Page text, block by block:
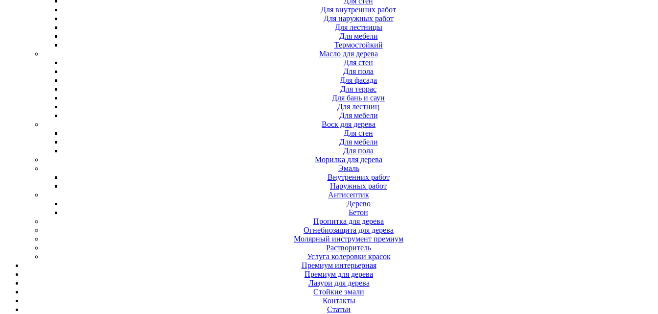
Для внутренних работ
Для наружных работ
Для лестницы
Для мебели
Термостойкий
Масло для дерева
Для стен
Для пола
Для фасада
Для террас
Для бань и саун
Для лестниц
Для мебели
Воск для дерева
Для стен
Для мебели
Для пола
Морилка для дерева
Эмаль
Внутренних работ
Наружных работ
Антисептик
Дерево
Бетон
Пропитка для дерева
Огнебиозащита для дерева
Молярный инструмент премиум
Растворитель
Услуга колеровки красок
Премиум интерьерная
Премиум для дерева
Лазури для дерева
Стойкие эмали
Контакты
Статьи